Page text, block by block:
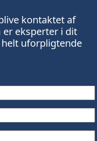
kontaktet af
eksperter i dit
uforpligtende